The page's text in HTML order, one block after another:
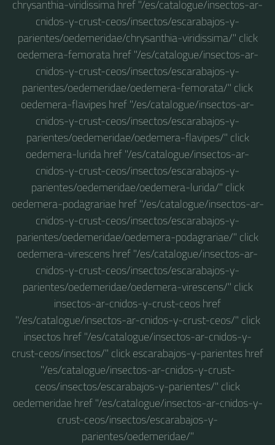
chrysanthia-viridissima href "/es/catalogue/insectos-ar-
cnidos-y-crust-ceos/insectos/escarabajos-y-
parientes/oedemeridae/chrysanthia-viridissima/" click
oedemera-femorata href "/es/catalogue/insectos-ar-
cnidos-y-crust-ceos/insectos/escarabajos-y-
parientes/oedemeridae/oedemera-femorata/" click
oedemera-flavipes href "/es/catalogue/insectos-ar-
cnidos-y-crust-ceos/insectos/escarabajos-y-
parientes/oedemeridae/oedemera-flavipes/" click
oedemera-lurida href "/es/catalogue/insectos-ar-
cnidos-y-crust-ceos/insectos/escarabajos-y-
parientes/oedemeridae/oedemera-lurida/" click
oedemera-podagrariae href "/es/catalogue/insectos-ar-
cnidos-y-crust-ceos/insectos/escarabajos-y-
parientes/oedemeridae/oedemera-podagrariae/" click
oedemera-virescens href "/es/catalogue/insectos-ar-
cnidos-y-crust-ceos/insectos/escarabajos-y-
parientes/oedemeridae/oedemera-virescens/" click
insectos-ar-cnidos-y-crust-ceos href
"/es/catalogue/insectos-ar-cnidos-y-crust-ceos/" click
insectos href "/es/catalogue/insectos-ar-cnidos-y-
crust-ceos/insectos/" click escarabajos-y-parientes href
"/es/catalogue/insectos-ar-cnidos-y-crust-
ceos/insectos/escarabajos-y-parientes/" click
oedemeridae href "/es/catalogue/insectos-ar-cnidos-y-
crust-ceos/insectos/escarabajos-y-
parientes/oedemeridae/"